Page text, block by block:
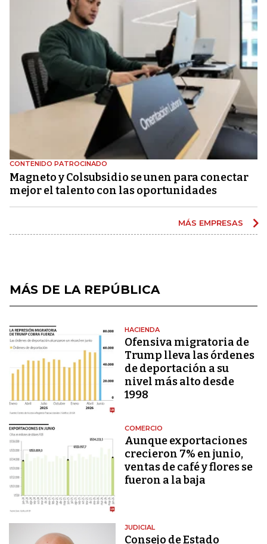
CONTENIDO PATROCINADO
Magneto y Colsubsidio se unen para conectar
mejor el talento con las oportunidades
MÁS EMPRESAS
MÁS DE LA REPÚBLICA
HACIENDA
Ofensiva migratoria de
Trump lleva las órdenes
de deportación a su
nivel más alto desde
1998
COMERCIO
Aunque exportaciones
crecieron 7% en junio,
ventas de café y flores se
fueron a la baja
JUDICIAL
Consejo de Estado